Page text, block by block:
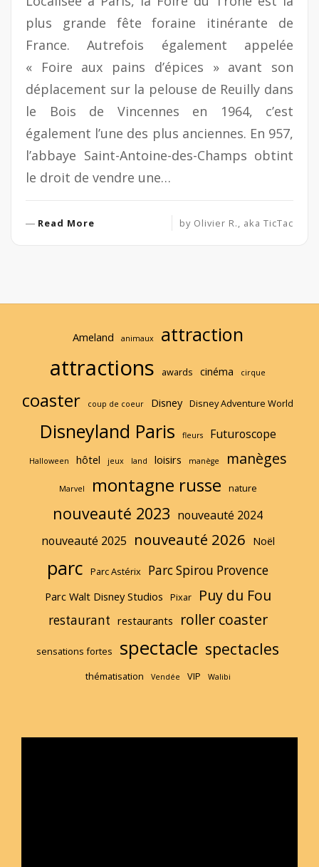
plus grande fête foraine itinérante de
France. Autrefois également appelée
« Foire aux pains d’épices » avant son
déplacement sur la pelouse de Reuilly dans
le Bois de Vincennes en 1964, c’est
également l’une des plus anciennes. En 957,
l’abbaye Saint-Antoine-des-Champs obtint
le droit de vendre une…
Read More
o
e
by Olivier R., aka TicTac
Ameland animaux attraction
attractions awards cinéma cirque
coaster coup de coeur Disney Disney Adventure World
Disneyland Paris fleurs Futuroscope
Halloween hôtel jeux land loisirs manège manèges
Marvel montagne russe nature
nouveauté 2023 nouveauté 2024
nouveauté 2025 nouveauté 2026 Noël
parc Parc Astérix Parc Spirou Provence
Parc Walt Disney Studios Pixar Puy du Fou
restaurant restaurants roller coaster
sensations fortes spectacle spectacles
thématisation Vendée VIP Walibi